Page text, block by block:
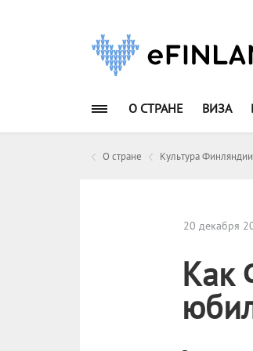
О СТРАНЕ ВИЗА
О стране Культура Финляндии
20 декабря
Как